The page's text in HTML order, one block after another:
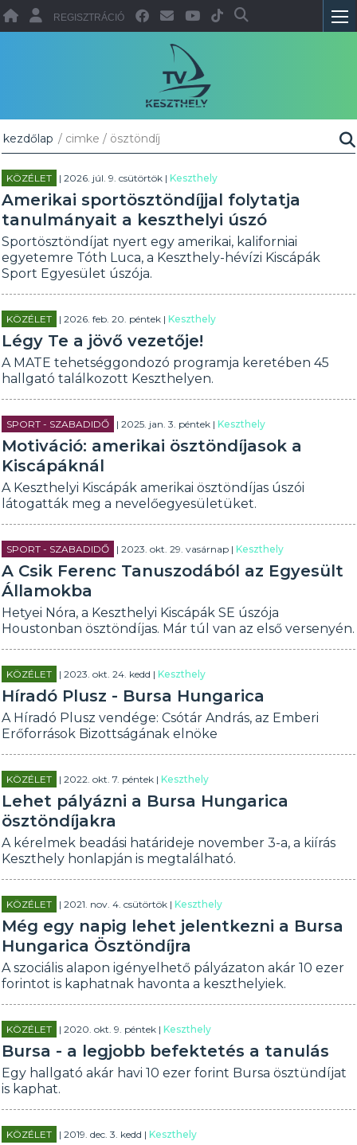
REGISZTRÁCIÓ
kezdőlap / cimke / ösztöndíj
KÖZÉLET | 2026. júl. 9. csütörtök |Keszthely
Amerikai sportösztöndíjjal folytatja
tanulmányait a keszthelyi úszó
Sportösztöndíjat nyert egy amerikai, kaliforniai
egyetemre Tóth Luca, a Keszthely-hévízi Kiscápák
Sport Egyesület úszója.
KÖZÉLET | 2026. feb. 20. péntek |Keszthely
Légy Te a jövő vezetője!
A MATE tehetséggondozó programja keretében 45
hallgató találkozott Keszthelyen.
SPORT - SZABADIDŐ | 2025. jan. 3. péntek |Keszthely
Motiváció: amerikai ösztöndíjasok a
Kiscápáknál
A Keszthelyi Kiscápák amerikai ösztöndíjas úszói
látogatták meg a nevelőegyesületüket.
SPORT - SZABADIDŐ | 2023. okt. 29. vasárnap |Keszthely
A Csik Ferenc Tanuszodából az Egyesült
Államokba
Hetyei Nóra, a Keszthelyi Kiscápák SE úszója
Houstonban ösztöndíjas. Már túl van az első versenyén.
KÖZÉLET | 2023. okt. 24. kedd |Keszthely
Híradó Plusz - Bursa Hungarica
A Híradó Plusz vendége: Csótár András, az Emberi
Erőforrások Bizottságának elnöke
KÖZÉLET | 2022. okt. 7. péntek |Keszthely
Lehet pályázni a Bursa Hungarica
ösztöndíjakra
A kérelmek beadási határideje november 3-a, a kiírás
Keszthely honlapján is megtalálható.
KÖZÉLET | 2021. nov. 4. csütörtök |Keszthely
Még egy napig lehet jelentkezni a Bursa
Hungarica Ösztöndíjra
A szociális alapon igényelhető pályázaton akár 10 ezer
forintot is kaphatnak havonta a keszthelyiek.
KÖZÉLET | 2020. okt. 9. péntek |Keszthely
Bursa - a legjobb befektetés a tanulás
Egy hallgató akár havi 10 ezer forint Bursa ösztündíjat
is kaphat.
KÖZÉLET | 2019. dec. 3. kedd |Keszthely